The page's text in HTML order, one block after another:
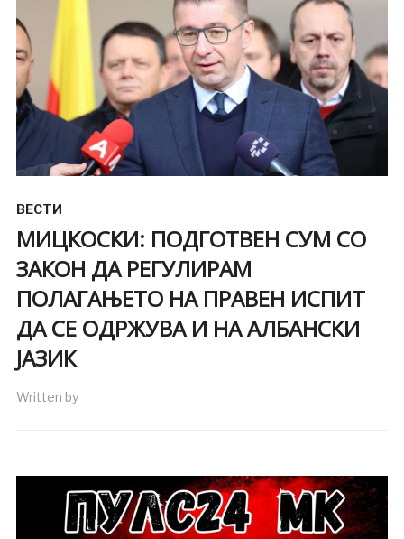
ВЕСТИ
МИЦКОСКИ: ПОДГОТВЕН СУМ СО
ЗАКОН ДА РЕГУЛИРАМ
ПОЛАГАЊЕТО НА ПРАВЕН ИСПИТ
ДА СЕ ОДРЖУВА И НА АЛБАНСКИ
ЈАЗИК
Written by